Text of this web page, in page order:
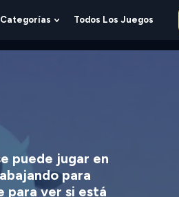
Categorías
Show
For
Todos Los Juegos
puede jugar en
para
para ver si está